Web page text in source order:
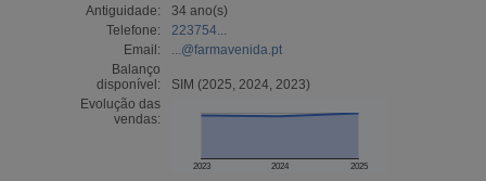
Antiguidade:
34 ano(s)
Telefone:
223754...
Email:
...@farmavenida.pt
Balanço
disponível:
SIM (2025, 2024, 2023)
Evolução das
vendas:
2023 2024 2025